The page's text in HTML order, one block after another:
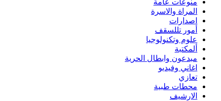
منوعات عامة
المراة والاسرة
اصدارات
أمور تللسقف
علوم وتكنولوجيا
ألمكتبة
مبدعون وابطال الحرية
اغاني وفيديو
تعازي
محطات طبية
الارشيف